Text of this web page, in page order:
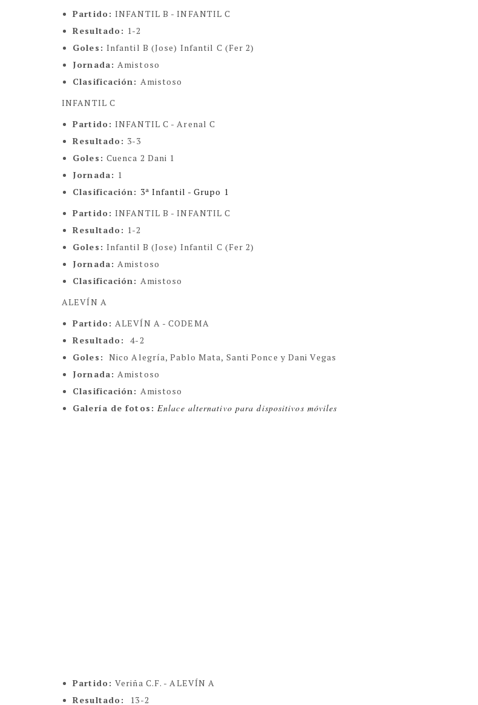
Partido:INFANTIL B - INFANTIL C
Resultado: 1-2
Goles: Infantil B (Jose) Infantil C (Fer 2)
Jornada:Amistoso
Clasificación: Amistoso
INFANTIL C
Partido:INFANTIL C - Arenal C
Resultado: 3-3
Goles: Cuenca 2 Dani 1
Jornada: 1
Clasificación: 3ª Infantil - Grupo 1
Partido:INFANTIL B - INFANTIL C
Resultado: 1-2
Goles: Infantil B (Jose) Infantil C (Fer 2)
Jornada:Amistoso
Clasificación: Amistoso
ALEVÍN A
Partido:ALEVÍN A - CODEMA
Resultado:4-2
Goles: Nico Alegría, Pablo Mata, Santi Ponce y Dani Vegas
Jornada:Amistoso
Clasificación: Amistoso
Galería de fotos: Enlace alternativo para dispositivos móviles
Partido:Veriña C.F. - ALEVÍN A
Resultado: 13-2